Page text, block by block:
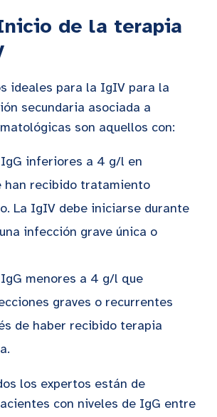
de la terapia
ideales para la IgIV para la
secundaria asociada a
son aquellos con:
inferiores a 4 g/l en
han recibido tratamiento
La IgIV debe iniciarse durante
infección grave única o
menores a 4 g/l que
graves o recurrentes
de haber recibido terapia
los expertos están de
con niveles de IgG entre